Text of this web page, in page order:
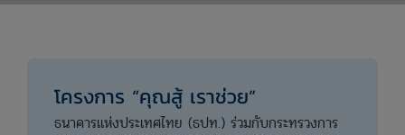
โครงการ “คุณสู้ เราช่วย”
ธนาคารแห่งประเทศไทย (ธปท.) ร่วมกับกระทรวงการ